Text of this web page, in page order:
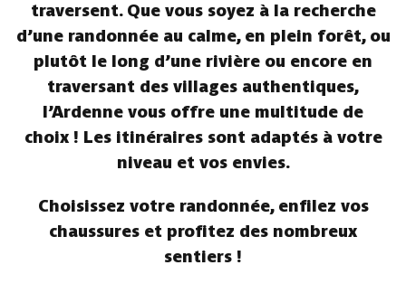
traversent. Que vous soyez à la recherche
d’une randonnée au calme, en plein forêt, ou
plutôt le long d’une rivière ou encore en
traversant des villages authentiques,
l’Ardenne vous offre une multitude de
choix ! Les itinéraires sont adaptés à votre
niveau et vos envies.
Choisissez votre randonnée, enfilez vos
chaussures et profitez des nombreux
sentiers !